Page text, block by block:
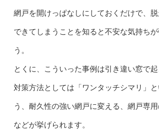
網戸を開けっぱなしにしておくだけで、
できてしまうことを知ると不安な気持ち
う。
とくに、こういった事例は引き違い窓で起
対策方法としては「ワンタッチシマリ」
う、耐久性の強い網戸に変える、網戸専
などが挙げられます。